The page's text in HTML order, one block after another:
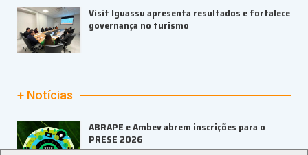
Visit Iguassu apresenta resultados e fortalece
governança no turismo
+ Notícias
ABRAPE e Ambev abrem inscrições para o
PRESE 2026